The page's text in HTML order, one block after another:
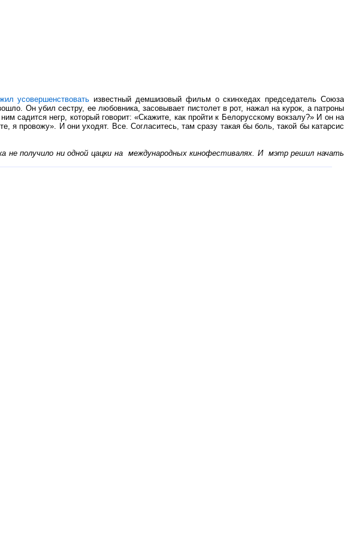
усовершенствовать известный демшизовый фильм о скинхедах председатель Союза
Он убил сестру, ее любовника, засовывает пистолет в рот, нажал на курок, а патроны
садится негр, который говорит: «Скажите, как пройти к Белорусскому вокзалу?» И он на
я провожу». И они уходят. Все. Согласитесь, там сразу такая бы боль, такой бы катарсис
не получило ни одной цацки на
международных кинофестивалях. И мэтр решил начать